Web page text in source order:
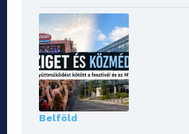
Belföld